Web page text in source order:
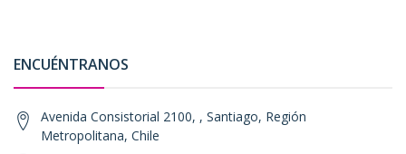
ENCUÉNTRANOS
Avenida Consistorial 2100, , Santiago, Región
Metropolitana, Chile